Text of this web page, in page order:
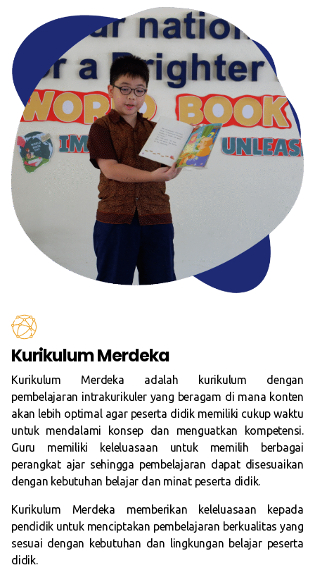
Kurikulum Merdeka
Kurikulum Merdeka adalah kurikulum dengan
pembelajaran intrakurikuler yang beragam di mana konten
akan lebih optimal agar peserta didik memiliki cukup waktu
untuk mendalami konsep dan menguatkan kompetensi.
Guru memiliki keleluasaan untuk memilih berbagai
perangkat ajar sehingga pembelajaran dapat disesuaikan
dengan kebutuhan belajar dan minat peserta didik.
Kurikulum Merdeka memberikan keleluasaan kepada
pendidik untuk menciptakan pembelajaran berkualitas yang
sesuai dengan kebutuhan dan lingkungan belajar peserta
didik.